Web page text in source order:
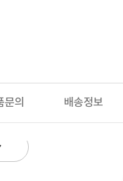
문의 배송정보